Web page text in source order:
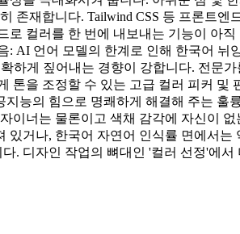
존재합니다. Tailwind CSS 등 프론트
로 컬러를 한 번에 내보내는 기능이
: AI 언어 모델의 한계로 인해 한국어
하게 짚어내는 경향이 강합니다. 전문
톤을 조정할 수 있는 고급 컬러 피커
능의 힘으로 명쾌하게 해결해 주는
이너는 물론이고 색채 감각에 자신이
있거나, 한국어 자연어 인식률 면에서
. 디자인 작업의 뼈대인 '컬러 선정'에